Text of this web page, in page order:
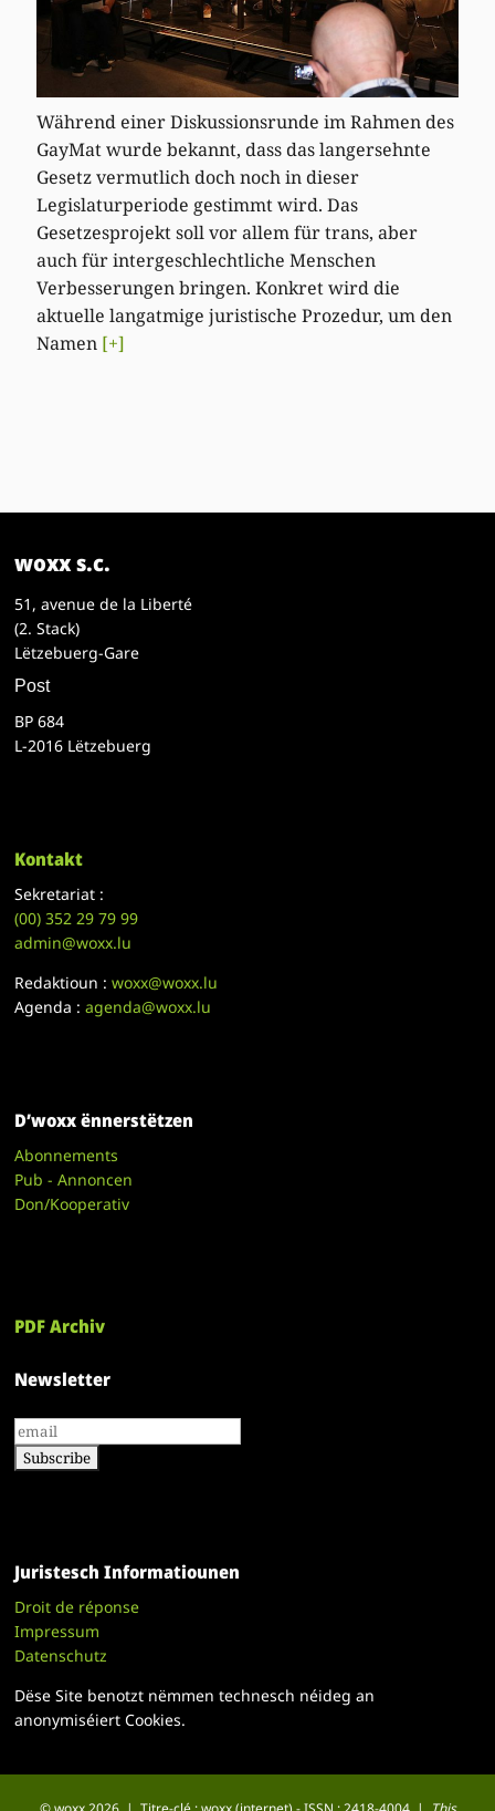
Während einer Diskussionsrunde im Rahmen des
GayMat wurde bekannt, dass das langersehnte
Gesetz vermutlich doch noch in dieser
Legislaturperiode gestimmt wird. Das
Gesetzesprojekt soll vor allem für trans, aber
auch für intergeschlechtliche Menschen
Verbesserungen bringen. Konkret wird die
aktuelle langatmige juristische Prozedur, um den
Namen [+]
woxx s.c.
51, avenue de la Liberté
(2. Stack)
Lëtzebuerg-Gare
Post
BP 684
L-2016 Lëtzebuerg
Kontakt
Sekretariat :
(00)352 29 79 99
admin@woxx.lu
Redaktioun :woxx@woxx.lu
Agenda :agenda@woxx.lu
D’woxx ënnerstëtzen
Abonnements
Pub - Annoncen
Don/Kooperativ
PDF Archiv
Newsletter
Juristesch Informatiounen
Droit de réponse
Impressum
Datenschutz
Dëse Site benotzt nëmmen technesch néideg an
anonymiséiert Cookies.